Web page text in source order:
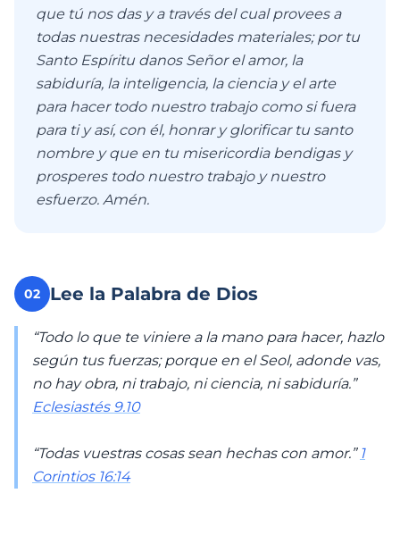
que tú nos das y a través del cual provees a
todas nuestras necesidades materiales; por tu
Santo Espíritu danos Señor el amor, la
sabiduría, la inteligencia, la ciencia y el arte
para hacer todo nuestro trabajo como si fuera
para ti y así, con él, honrar y glorificar tu santo
nombre y que en tu misericordia bendigas y
prosperes todo nuestro trabajo y nuestro
esfuerzo. Amén.
02 Lee la Palabra de Dios
“Todo lo que te viniere a la mano para hacer, hazlo
según tus fuerzas; porque en el Seol, adonde vas,
no hay obra, ni trabajo, ni ciencia, ni sabiduría.”
Eclesiastés 9.10
“Todas vuestras cosas sean hechas con amor.” 1
Corintios 16:14